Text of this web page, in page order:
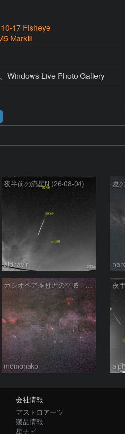
10-17 Fisheye
MarkⅢ
Windows Live Photo Gallery
夜半前の流星N (26-08-04)
alphavir
夏
カシオペア座付近の空域 260720
momonako
夜
会社情報
アストロアーツ
製品情報
星ナビ